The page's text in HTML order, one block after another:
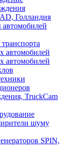
Голландия
автомобилей
автомобилей
автомобилей
TruckCam
шуму
SPIN,